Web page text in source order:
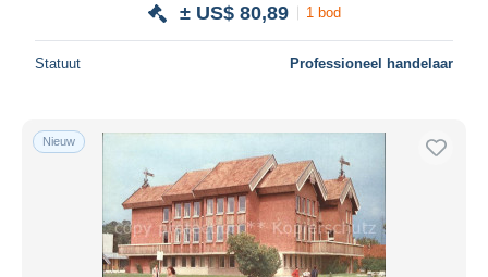
Alles deselecteren
Woonplaats van de verkoper
Toepassen
± US$ 80,89 1 bod
Statuut Professioneel handelaar
Nieuw